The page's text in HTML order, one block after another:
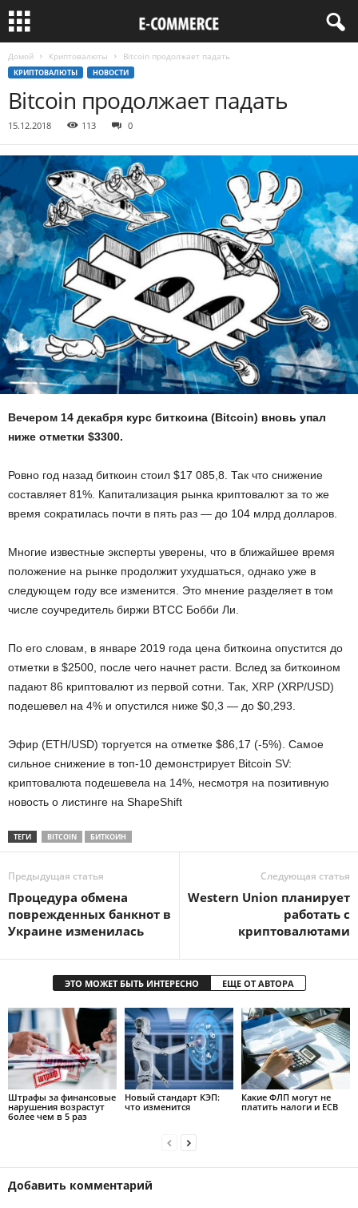
Домой Криптовалюты Bitcoin продолжает падать
КРИПТОВАЛЮТЫ НОВОСТИ
Bitcoin продолжает падать
15.12.2018 113 0
Вечером 14 декабря курс биткоина (Bitcoin) вновь упал
ниже отметки $3300.
Ровно год назад биткоин стоил $17 085,8. Так что снижение
составляет 81%. Капитализация рынка криптовалют за то же
время сократилась почти в пять раз — до 104 млрд долларов.
Многие известные эксперты уверены, что в ближайшее время
положение на рынке продолжит ухудшаться, однако уже в
следующем году все изменится. Это мнение разделяет в том
числе соучредитель биржи BTCC Бобби Ли.
По его словам, в январе 2019 года цена биткоина опустится до
отметки в $2500, после чего начнет расти. Вслед за биткоином
падают 86 криптовалют из первой сотни. Так, XRP (XRP/USD)
подешевел на 4% и опустился ниже $0,3 — до $0,293.
Эфир (ETH/USD) торгуется на отметке $86,17 (-5%). Самое
сильное снижение в топ-10 демонстрирует Bitcoin SV:
криптовалюта подешевела на 14%, несмотря на позитивную
новость о листинге на ShapeShift
ТЕГИ BITCOIN БИТКОИН
Предыдущая статья
Процедура обмена
поврежденных банкнот в
Украине изменилась
Следующая статья
Western Union планирует
работать с
криптовалютами
ЭТО МОЖЕТ БЫТЬ ИНТЕРЕСНО ЕЩЕ ОТ АВТОРА
Штрафы за финансовые
нарушения возрастут
более чем в 5 раз
Новый стандарт КЭП:
что изменится
Какие ФЛП могут не
платить налоги и ЕСВ
Добавить комментарий